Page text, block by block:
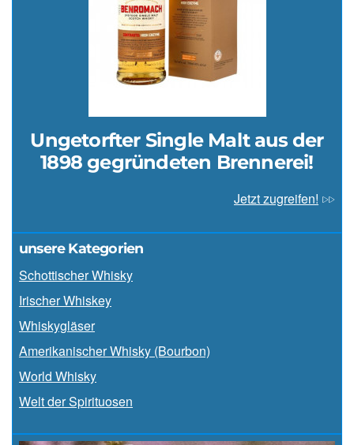
Ungetorfter Single Malt aus der
1898 gegründeten Brennerei!
Jetzt zugreifen!
unsere Kategorien
Schottischer Whisky
Irischer Whiskey
Whiskygläser
Amerikanischer Whisky (Bourbon)
World Whisky
Welt der Spirituosen